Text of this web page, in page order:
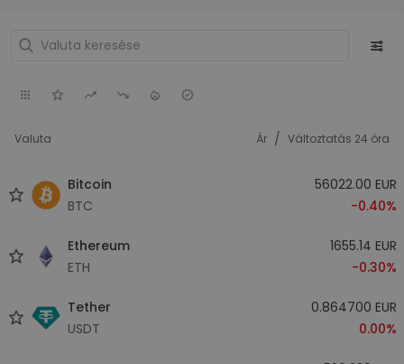
Valuta Ár / Változtatás 24 óra
Bitcoin
BTC
56022.00 EUR
-0.40%
Ethereum
ETH
1655.14 EUR
-0.30%
Tether
USDT
0.864700 EUR
0.00%